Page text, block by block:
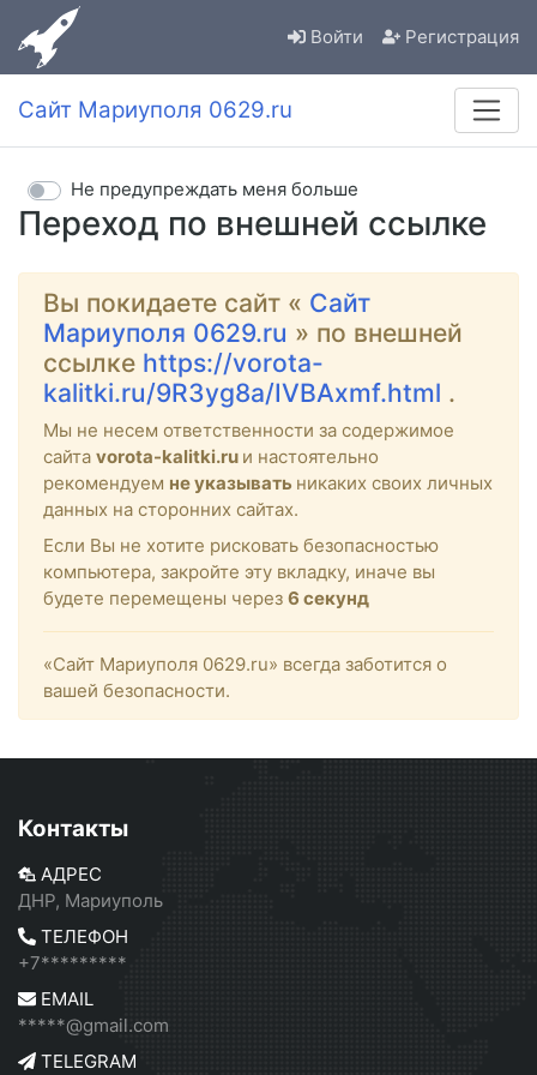
Войти Регистрация
Сайт Мариуполя 0629.ru
Переход по внешней ссылке
Не предупреждать меня больше
Вы покидаете сайт « Сайт
Мариуполя 0629.ru » по внешней
ссылке https://vorota-
kalitki.ru/9R3yg8a/IVBAxmf.html .
Мы не несем ответственности за содержимое
сайта vorota-kalitki.ru и настоятельно
рекомендуем не указывать никаких своих личных
данных на сторонних сайтах.
Если Вы не хотите рисковать безопасностью
компьютера, закройте эту вкладку, иначе вы
будете перемещены через 6 секунд
«Сайт Мариуполя 0629.ru» всегда заботится о
вашей безопасности.
Контакты
АДРЕС
ДНР, Мариуполь
ТЕЛЕФОН
+7*********
EMAIL
*****@gmail.com
TELEGRAM